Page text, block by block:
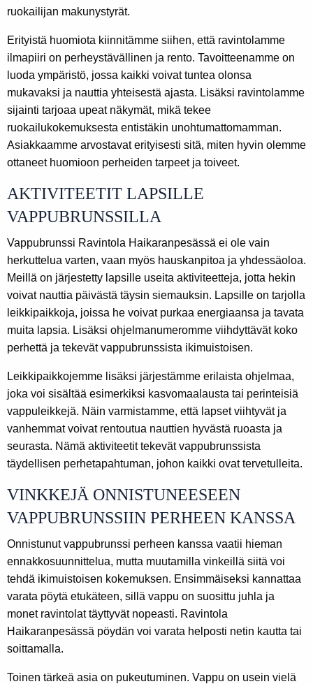
ruokailijan makunystyrät.
Erityistä huomiota kiinnitämme siihen, että ravintolamme
ilmapiiri on perheystävällinen ja rento. Tavoitteenamme on
luoda ympäristö, jossa kaikki voivat tuntea olonsa
mukavaksi ja nauttia yhteisestä ajasta. Lisäksi ravintolamme
sijainti tarjoaa upeat näkymät, mikä tekee
ruokailukokemuksesta entistäkin unohtumattomamman.
Asiakkaamme arvostavat erityisesti sitä, miten hyvin olemme
ottaneet huomioon perheiden tarpeet ja toiveet.
AKTIVITEETIT LAPSILLE
VAPPUBRUNSSILLA
Vappubrunssi Ravintola Haikaranpesässä ei ole vain
herkuttelua varten, vaan myös hauskanpitoa ja yhdessäoloa.
Meillä on järjestetty lapsille useita aktiviteetteja, jotta hekin
voivat nauttia päivästä täysin siemauksin. Lapsille on tarjolla
leikkipaikkoja, joissa he voivat purkaa energiaansa ja tavata
muita lapsia. Lisäksi ohjelmanumeromme viihdyttävät koko
perhettä ja tekevät vappubrunssista ikimuistoisen.
Leikkipaikkojemme lisäksi järjestämme erilaista ohjelmaa,
joka voi sisältää esimerkiksi kasvomaalausta tai perinteisiä
vappuleikkejä. Näin varmistamme, että lapset viihtyvät ja
vanhemmat voivat rentoutua nauttien hyvästä ruoasta ja
seurasta. Nämä aktiviteetit tekevät vappubrunssista
täydellisen perhetapahtuman, johon kaikki ovat tervetulleita.
VINKKEJÄ ONNISTUNEESEEN
VAPPUBRUNSSIIN PERHEEN KANSSA
Onnistunut vappubrunssi perheen kanssa vaatii hieman
ennakkosuunnittelua, mutta muutamilla vinkeillä siitä voi
tehdä ikimuistoisen kokemuksen. Ensimmäiseksi kannattaa
varata pöytä etukäteen, sillä vappu on suosittu juhla ja
monet ravintolat täyttyvät nopeasti. Ravintola
Haikaranpesässä pöydän voi varata helposti netin kautta tai
soittamalla.
Toinen tärkeä asia on pukeutuminen. Vappu on usein vielä